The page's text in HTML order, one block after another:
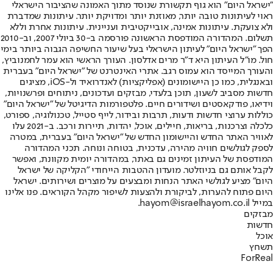
"ישראל היום" הוא גוף תקשורת שנוסד מתוך האמונה שהציבור הישראלי
ראוי לעיתונות טובה יותר, מאוזנת יותר ומדויקת יותר. עיתונות שמדברת
ולא צועקת. עיתונות אמינה, אובייקטיבית ועניינית. עיתונות אחרת וללא
תשלום. המהדורה המודפסת הראשונה פורסמה ב-30 ביולי 2007, וב-2010
הפך "ישראל היום" לעיתון הישראלי בעל שיעור החשיפה הגבוה ביותר בימי
חול. מו"ל העיתון היא ד"ר מרים אדלסון. העורך הראשי הוא עמר לחמנוביץ,
והעורך המייסד הוא עמוס רגב. אתרי האינטרנט של "ישראל היום" בעברית
ובאנגלית, כמו כן היישומונים (אפליקציות) לאנדרואיד ול-iOS, מציגים
חדשות מסביב לשעון, תוכן בלעדי, מבזקים ועדכונים, ניתוחים ופרשנויות,
וידיאו, פודקאסטים ושידורים חיים. פלטפורמות הדיגיטל של "ישראל היום"
כוללות ערוצי חדשות ודעות, תרבות ובידור, לייף סטייל, טכנולוגיה, ספורט,
כלכלה וצרכנות, בריאות, חיילים, אוכל, יהדות, תיירות ורכב. ב-2021 עלו
לאוויר האתר החדש והיישומון החדש של "ישראל היום" בעברית, במטרה
לספק לגולשים חוויה מהירה, עדכנית, בטוחה ונוחה. תכני המהדורה
המודפסת של העיתון זמינים גם באתר, במהדורה יומית מקוונת, ואפשר
לקבל אותם גם בניוזלטר. מועדון ההטבות הייחודי "הקליקה של ישראל
היום" מציע לגולשי האתר הנחות ומבצעים על מוצרים ושירותים. ישראל
היום פתוח להערות, לביקורת ולהצעות לשיפור מקהל הקוראים. פנו אלינו
במייל hayom@israelhayom.co.il.
מבזקים
חדשות
אוכל
תשחץ
ForReal